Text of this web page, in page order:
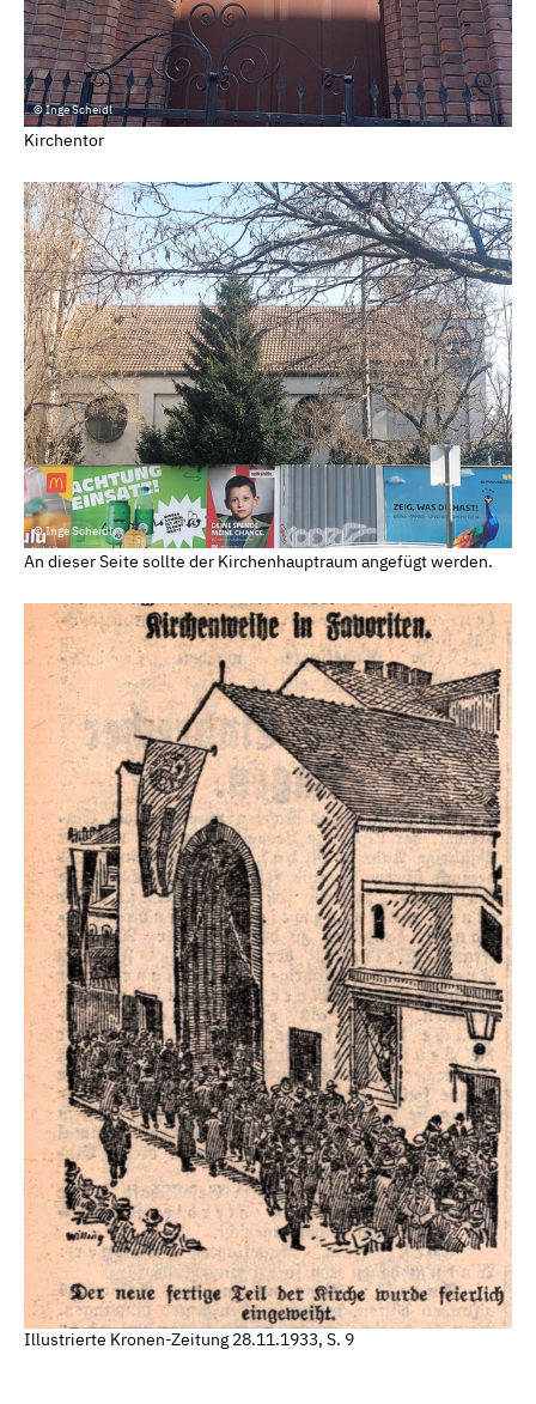
© Inge Scheidl
Kirchentor
© Inge Scheidl
An dieser Seite sollte der Kirchenhauptraum angefügt werden.
Illustrierte Kronen-Zeitung 28.11.1933, S. 9